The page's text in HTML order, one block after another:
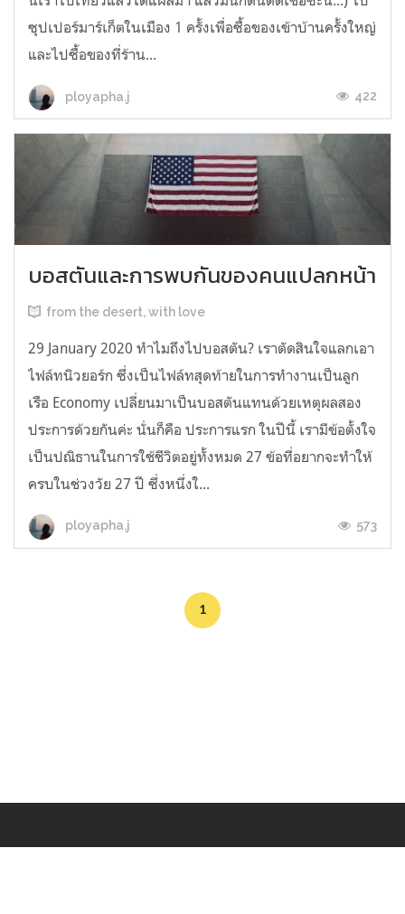
ซุปเปอร์มาร์เก็ตในเมือง 1 ครั้งเพื่อซื้อของเข้าบ้านครั้งใหญ่
และไปซื้อของที่ร้าน...
ployapha.j 422
บอสตันและการพบกันของคนแปลกหน้า
from the desert, with love
29 January 2020 ทำไมถึงไปบอสตัน? เราตัดสินใจแลกเอา
ไฟล์ทนิวยอร์ก ซึ่งเป็นไฟล์ทสุดท้ายในการทำงานเป็นลูก
เรือ Economy เปลี่ยนมาเป็นบอสตันแทนด้วยเหตุผลสอง
ประการด้วยกันค่ะ นั่นก็คือ ประการแรก ในปีนี้ เรามีข้อตั้งใจ
เป็นปณิธานในการใช้ชีวิตอยู่ทั้งหมด 27 ข้อที่อยากจะทำให้
ครบในช่วงวัย 27 ปี ซึ่งหนึ่งใ...
ployapha.j 573
1